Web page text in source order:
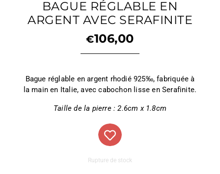
BAGUE RÉGLABLE EN
ARGENT AVEC SERAFINITE
€106,00
Bague réglable en argent rhodié 925‰, fabriquée à
la main en Italie, avec cabochon lisse en Serafinite.
Taille de la pierre : 2.6cm x 1.8cm
Rupture de stock